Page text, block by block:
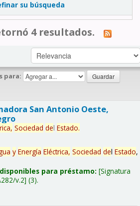
su búsqueda
4 resultados.
para:
San Antonio Oeste,
Sociedad del Estado.
y Energía Eléctrica, Sociedad del Estado,
para préstamo: Signatura
v.2 (3).